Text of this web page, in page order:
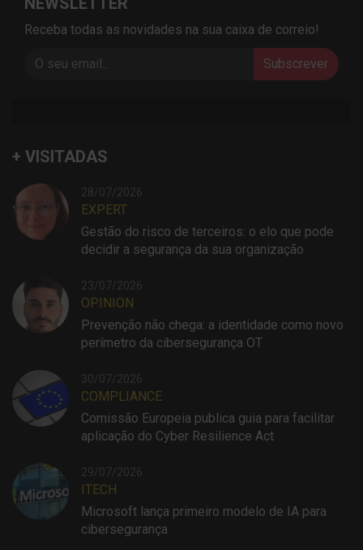
Receba todas as novidades na sua caixa de correio!
Subscrever
+ VISITADAS
28/07/2026
EXPERT
Gestão do risco de terceiros: o elo que pode
decidir a segurança da sua organização
23/07/2026
OPINION
Prevenção não chega: a identidade como novo
perímetro da cibersegurança OT
30/07/2026
COMPLIANCE
Comissão Europeia publica guia para facilitar
aplicação do Cyber Resilience Act
29/07/2026
ITECH
Microsoft lança primeiro modelo de IA para
cibersegurança